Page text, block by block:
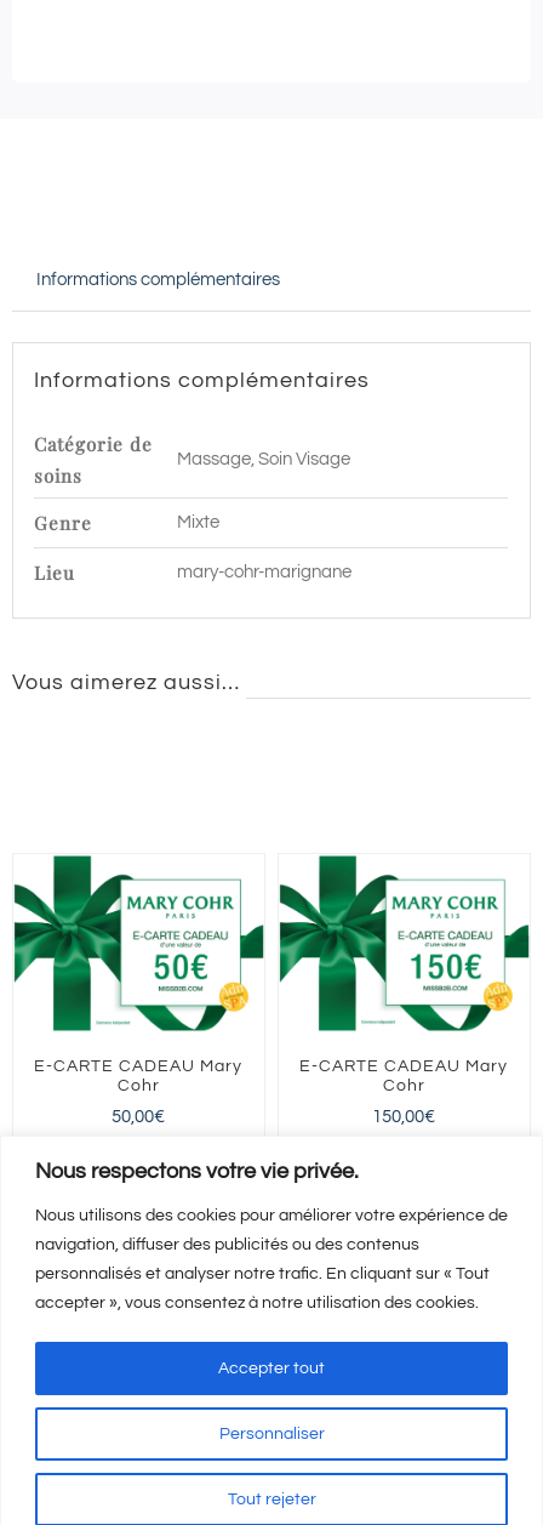
Nous respectons votre vie privée.
Nous utilisons des cookies pour améliorer votre expérience de
navigation, diffuser des publicités ou des contenus
personnalisés et analyser notre trafic. En cliquant sur « Tout
accepter », vous consentez à notre utilisation des cookies.
Personnaliser
Tout rejeter
Accepter tout
-
90
|
Informations complémentaires
Informations complémentaires
Catégorie de
soins
Massage, Soin Visage
Genre Mixte
Lieu mary-cohr-marignane
Vous aimerez aussi…
E-CARTE CADEAU Mary
Cohr
50,00€
FRANCE entière
Ajouter au panier
Détails
E-CARTE CADEAU Mary
Cohr
150,00€
Ajouter au panier
Détails
Mentions Légales-CGV-A propos© Copyright2026 | Visicod -
Agence de communication Auxerre